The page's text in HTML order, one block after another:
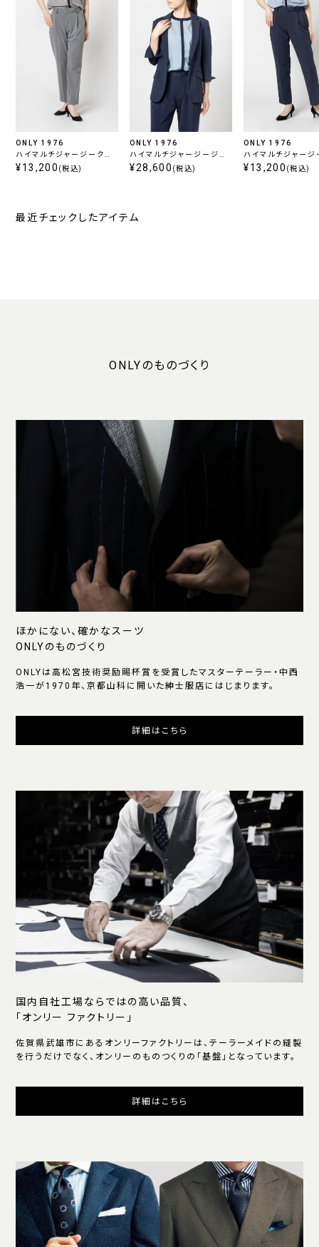
ONLY 1976
ハイマルチジャージークロ
ップドパンツ グレー
¥13,200 (税込)
ONLY 1976
ハイマルチジャージージャ
ケット ネイビー
¥28,600 (税込)
ONLY 1976
ハイマルチジャージ
ップドパンツ ネイビ
¥13,200 (税込)
最近チェックしたアイテム
ONLYのものづくり
ほかにない、確かなスーツ
ONLYのものづくり
ONLYは高松宮技術奨励賜杯賞を受賞したマスターテーラー・中西
浩一が1970年、京都山科に開いた紳士服店にはじまります。
詳細はこちら
国内自社工場ならではの高い品質、
「オンリー ファクトリー」
佐賀県武雄市にあるオンリーファクトリーは、テーラーメイドの縫製
を行うだけでなく、オンリーのものつくりの「基盤」となっています。
詳細はこちら